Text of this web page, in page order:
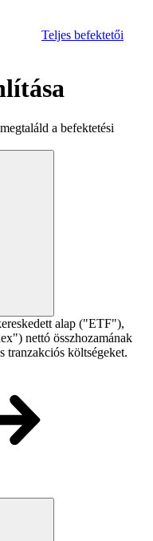
Teljes befektetői
a befektetési
alap ("ETF"),
nettó összhozamának
tranzakciós költségeket.